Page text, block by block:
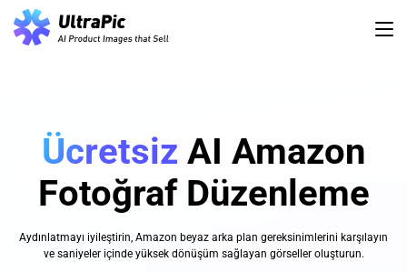
Ücretsiz AI Amazon
Fotoğraf Düzenleme
Aydınlatmayı iyileştirin, Amazon beyaz arka plan gereksinimlerini karşılayın
ve saniyeler içinde yüksek dönüşüm sağlayan görseller oluşturun.